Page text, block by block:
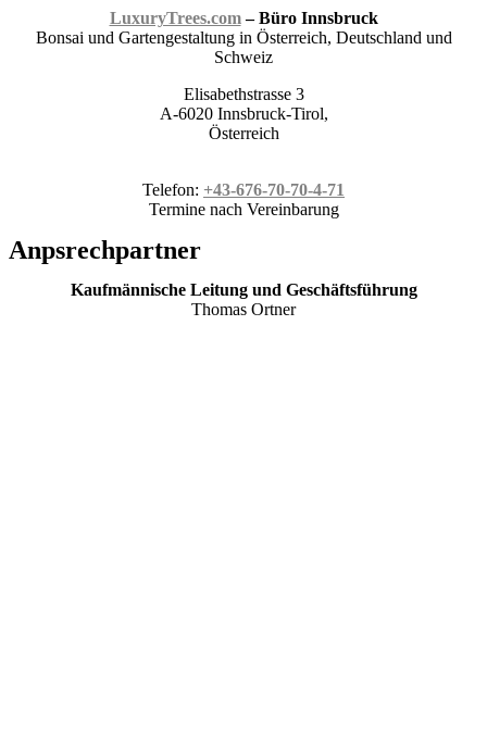
LuxuryTrees.com– Büro Innsbruck
Bonsai und Gartengestaltung in Österreich, Deutschland und
Schweiz
Elisabethstrasse 3
A-6020 Innsbruck-Tirol,
Österreich
Telefon: +43-676-70-70-4-71
Termine nach Vereinbarung
Anpsrechpartner
Kaufmännische Leitung und Geschäftsführung
Thomas Ortner